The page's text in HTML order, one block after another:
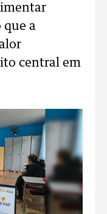
a
central em